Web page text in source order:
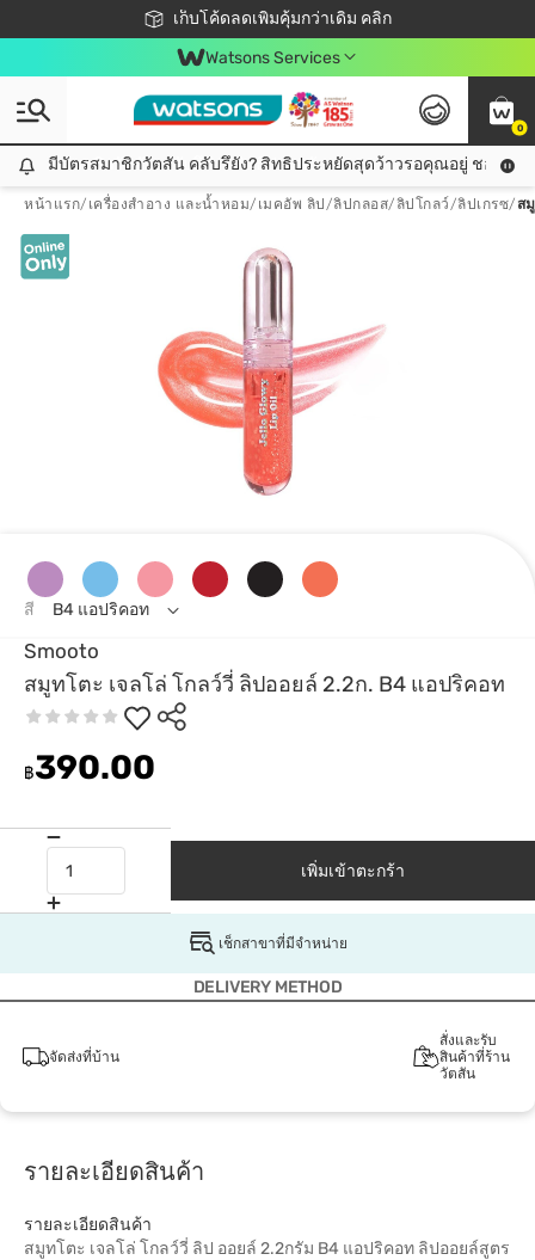
เก็บโค้ดลดเพิ่มคุ้มกว่าเดิม คลิก
ชอปออนไลน์ครั้งแรก ลดเพิ่มจุก ๆ 10%! 🎉
📦ส่งฟรี! เมื่อชอป 499฿
สมาชิกวัตสัน คลับดียังไง?
Watsons Services
0
มีบัตรสมาชิกวัตสัน คลับรึยัง? สิทธิประหยัดสุดว้าวรอคุณอยู่ ชอปคุ้มกว่าเดิม คลิก!
มีบัตรสมาชิกวัตสัน คลับรึยัง? สิทธิประหยัดสุดว้าวรอคุณอยู่ ชอปคุ้มก
หน้าแรก/ เครื่องสำอาง และน้ำหอม/ เมคอัพ ลิป /ลิปกลอส/ลิปโกลว์/ลิปเกรซ/ ส
Smooto
สมูทโตะ เจลโล่ โกลว์วี่ ลิปออยล์ 2.2ก. B4 แอปริคอท
฿390.00
สี B4 แอปริคอท
เพิ่มเข้าตะกร้า
เช็กสาขาที่มีจำหน่าย
DELIVERY METHOD
จัดส่งที่บ้าน
สั่งและรับ
สินค้าที่ร้าน
วัตสัน
รายละเอียดสินค้า
รายละเอียดสินค้า
สมูทโตะ เจลโล่ โกลว์วี่ ลิป ออยล์ 2.2กรัม B4 แอปริคอท ลิปออยล์สูตร